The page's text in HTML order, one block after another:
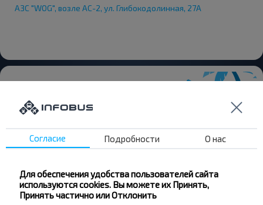
АЗС "WOG", возле АС-2, ул. Глибокодолинная, 27А
Хотите
путешествовать
дешевле?
Не пропусти специальные акции, скидки и
Согласие Подробности О нас
Для обеспечения удобства пользователей сайта
используются cookies. Вы можете их Принять,
Принять частично или Отклонить